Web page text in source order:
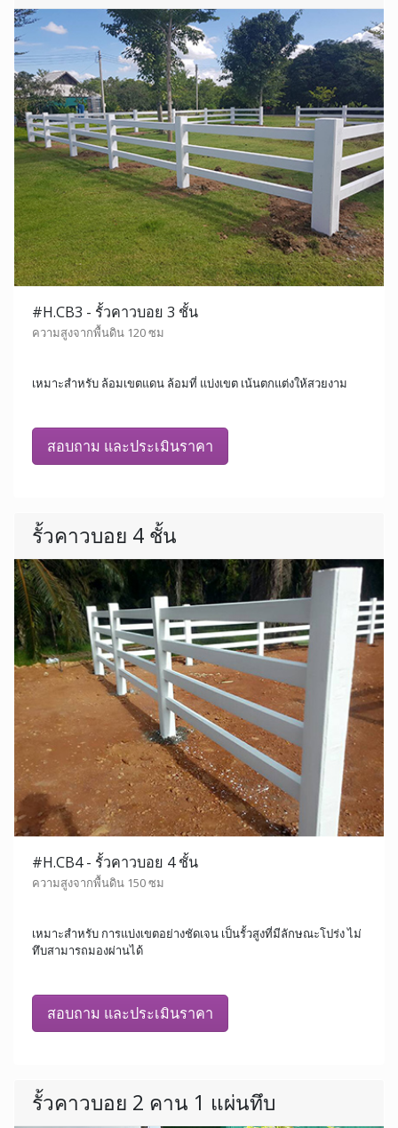
#H.CB3 - รั้วคาวบอย 3 ชั้น
ความสูงจากพื้นดิน 120 ซม
เหมาะสำหรับ ล้อมเขตแดน ล้อมที่ แบ่งเขต เน้นตกแต่งให้สวยงาม
สอบถาม และประเมินราคา
รั้วคาวบอย 4 ชั้น
#H.CB4 - รั้วคาวบอย 4 ชั้น
ความสูงจากพื้นดิน 150 ซม
เหมาะสำหรับ การแบ่งเขตอย่างชัดเจน เป็นรั้วสูงที่มีลักษณะโปร่ง ไม่
ทึบสามารถมองผ่านได้
สอบถาม และประเมินราคา
รั้วคาวบอย 2 คาน 1 แผ่นทึบ